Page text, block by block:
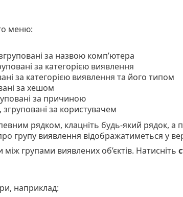
меню:
за назвою комп’ютера
за категорією виявлення
за категорією виявлення та його типом
за хешом
за причиною
згруповані за користувачем
рядком, клацніть будь-який рядок, а
групу виявлення відображатиметься у
групами виявлених об’єктів. Натисніть
наприклад: